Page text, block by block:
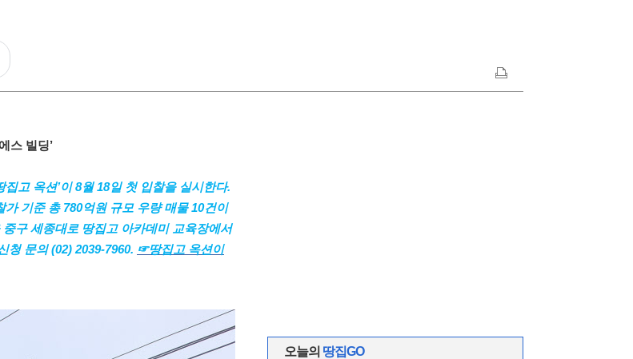
스 빌딩’
고 옥션’이 8월 18일 첫 입찰을 실시한다.
기준 총 780억원 규모 우량 매물 10건이
구 세종대로 땅집고 아카데미 교육장에서
청 문의 (02) 2039-7960. ☞땅집고 옥션이
오늘의 땅집GO